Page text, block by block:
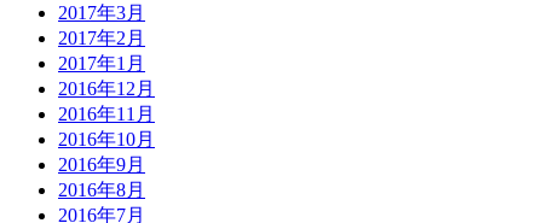
2017年3月
2017年2月
2017年1月
2016年12月
2016年11月
2016年10月
2016年9月
2016年8月
2016年7月